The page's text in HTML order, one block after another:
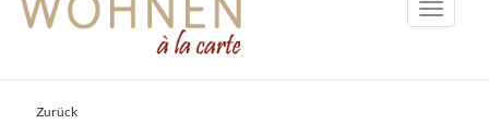
Toggle
Zurück